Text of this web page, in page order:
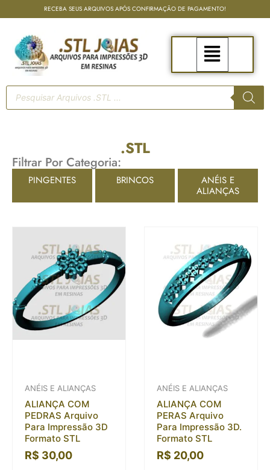
RECEBA SEUS ARQUIVOS APÓS CONFIRMAÇÃO DE PAGAMENTO!
.STL
Filtrar Por Categoria:
PINGENTES BRINCOS
ANÉIS E
ALIANÇAS
ANÉIS E ALIANÇAS
ALIANÇA COM
PEDRAS Arquivo
Para Impressão 3D
Formato STL
R$ 30,00
ANÉIS E ALIANÇAS
ALIANÇA COM
PERAS Arquivo
Para Impressão 3D.
Formato STL
R$ 20,00